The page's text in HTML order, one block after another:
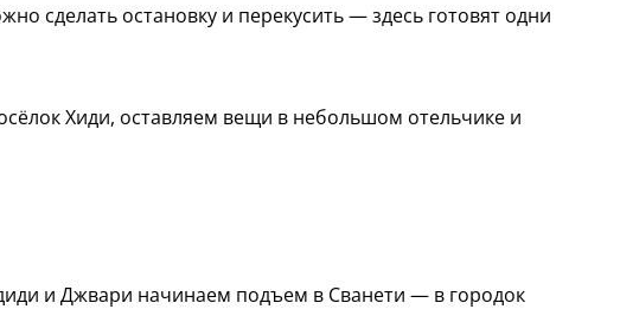
сделать остановку и перекусить — здесь готовят одни
Хиди, оставляем вещи в небольшом отельчике и
и Джвари начинаем подъем в Сванети — в городок